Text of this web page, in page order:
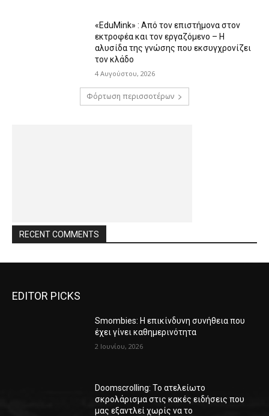
«EduMink» : Από τον επιστήμονα στον
εκτροφέα και τον εργαζόμενο – Η
αλυσίδα της γνώσης που εκσυγχρονίζει
τον κλάδο
4 Αυγούστου, 2026
Φόρτωση περισσοτέρων
RECENT COMMENTS
EDITOR PICKS
Smombies: Η επικίνδυνη συνήθεια που
έχει γίνει καθημερινότητα
2 Ιουνίου, 2026
Doomscrolling: Το ατελείωτο
σκρολάρισμα στις κακές ειδήσεις που
μας εξαντλεί χωρίς να το